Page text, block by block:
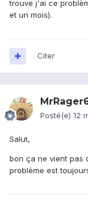
trouve j'ai ce
et un mois).
Citer
Posté(e) 12
Salut,
bon ça ne vient pas
problème est